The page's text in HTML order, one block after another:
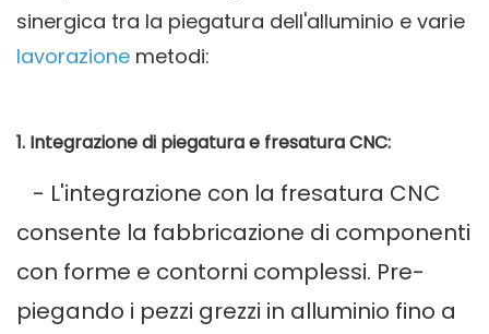
sinergica tra la piegatura dell'alluminio e varie
lavorazione metodi:
1. Integrazione di piegatura e fresatura CNC:
- L'integrazione con la fresatura CNC
consente la fabbricazione di componenti
con forme e contorni complessi. Pre-
piegando i pezzi grezzi in alluminio fino a